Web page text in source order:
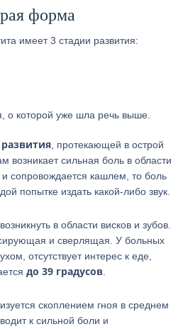
форма
имеет 3 стадии развития:
о которой уже шла речь выше.
, протекающей в острой
возникает сильная боль в области
сопровождается кашлем, то боль
попытке издать какой-либо звук.
в области висков и зубов.
и сверлящая. У больных
отсутствует интерес к еде,
до 39 градусов
скоплением гноя в среднем
к сильной боли и